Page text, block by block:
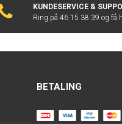
KUNDESERVICE &
Ring på 46 15 38 39 og få
BETALING